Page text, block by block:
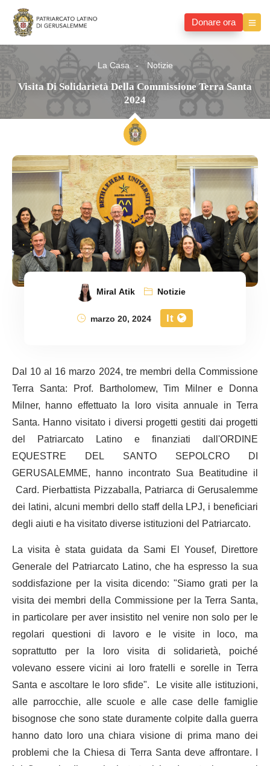
Donare ora
La Casa Notizie
Visita Di Solidarietà Della Commissione Terra Santa
2024
Miral Atik
Notizie
marzo 20, 2024
It
Dal 10 al 16 marzo 2024, tre membri della Commissione
Terra Santa: Prof. Bartholomew, Tim Milner e Donna
Milner, hanno effettuato la loro visita annuale in Terra
Santa. Hanno visitato i diversi progetti gestiti dai progetti
del Patriarcato Latino e finanziati dall'ORDINE
EQUESTRE DEL SANTO SEPOLCRO DI
GERUSALEMME, hanno incontrato Sua Beatitudine il
Card. Pierbattista Pizzaballa, Patriarca di Gerusalemme
dei latini, alcuni membri dello staff della LPJ, i beneficiari
degli aiuti e ha visitato diverse istituzioni del Patriarcato.
La visita è stata guidata da Sami El Yousef, Direttore
Generale del Patriarcato Latino, che ha espresso la sua
soddisfazione per la visita dicendo: "Siamo grati per la
visita dei membri della Commissione per la Terra Santa,
in particolare per aver insistito nel venire non solo per le
regolari questioni di lavoro e le visite in loco, ma
soprattutto per la loro visita di solidarietà, poiché
volevano essere vicini ai loro fratelli e sorelle in Terra
Santa e ascoltare le loro sfide". Le visite alle istituzioni,
alle parrocchie, alle scuole e alle case delle famiglie
bisognose che sono state duramente colpite dalla guerra
hanno dato loro una chiara visione di prima mano dei
problemi che la Chiesa di Terra Santa deve affrontare. I